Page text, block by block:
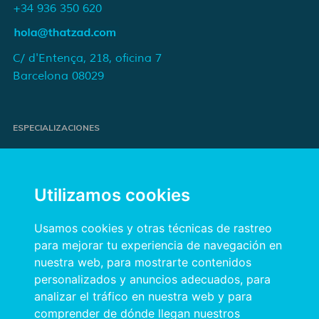
Utilizamos cookies
Usamos cookies y otras técnicas de rastreo
para mejorar tu experiencia de navegación en
nuestra web, para mostrarte contenidos
personalizados y anuncios adecuados, para
analizar el tráfico en nuestra web y para
comprender de dónde llegan nuestros
+34 936 350 620
C/ d'Entença, 218, oficina 7
Barcelona 08029
ESPECIALIZACIONES
Publicidad online orientada a resultados
INFORMACIÓN
Política de privacidad
Política de cookies